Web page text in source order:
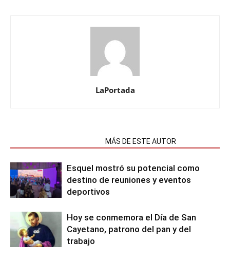
LaPortada
MÁS DE ESTE AUTOR
Esquel mostró su potencial como
destino de reuniones y eventos
deportivos
Hoy se conmemora el Día de San
Cayetano, patrono del pan y del
trabajo